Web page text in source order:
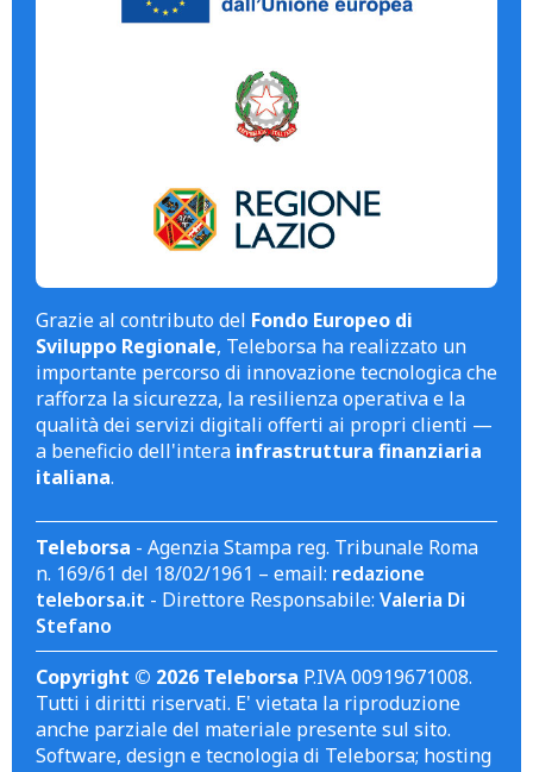
Grazie al contributo del Fondo Europeo di
Sviluppo Regionale, Teleborsa ha realizzato un
importante percorso di innovazione tecnologica che
rafforza la sicurezza, la resilienza operativa e la
qualità dei servizi digitali offerti ai propri clienti —
a beneficio dell'intera infrastruttura finanziaria
italiana.
Teleborsa - Agenzia Stampa reg. Tribunale Roma
n. 169/61 del 18/02/1961 – email: redazione
teleborsa.it - Direttore Responsabile: Valeria Di
Stefano
Copyright © 2026 Teleborsa P.IVA 00919671008.
Tutti i diritti riservati. E' vietata la riproduzione
anche parziale del materiale presente sul sito.
Software, design e tecnologia di Teleborsa; hosting